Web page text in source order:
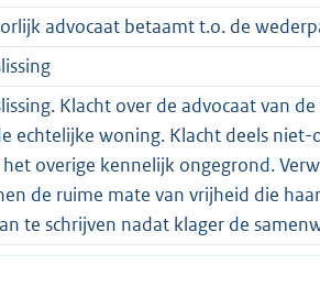
advocaat betaamt t.o. de
Klacht over de advocaat van
echtelijke woning. Klacht deels
overige kennelijk ongegrond.
de ruime mate van vrijheid die
te schrijven nadat klager de